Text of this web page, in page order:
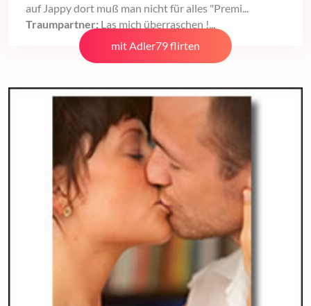
auf Jappy dort muß man nicht für alles "Premi...
Traumpartner: Las mich überraschen !...
mit Adler79 flirten